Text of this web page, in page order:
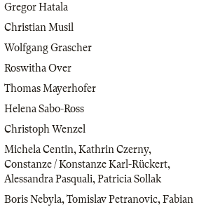
Gregor Hatala
Christian Musil
Wolfgang Grascher
Roswitha Over
Thomas Mayerhofer
Helena Sabo-Ross
Christoph Wenzel
Michela Centin, Kathrin Czerny,
Constanze / Konstanze Karl-Rückert,
Alessandra Pasquali, Patricia Sollak
Boris Nebyla, Tomislav Petranovic, Fabian